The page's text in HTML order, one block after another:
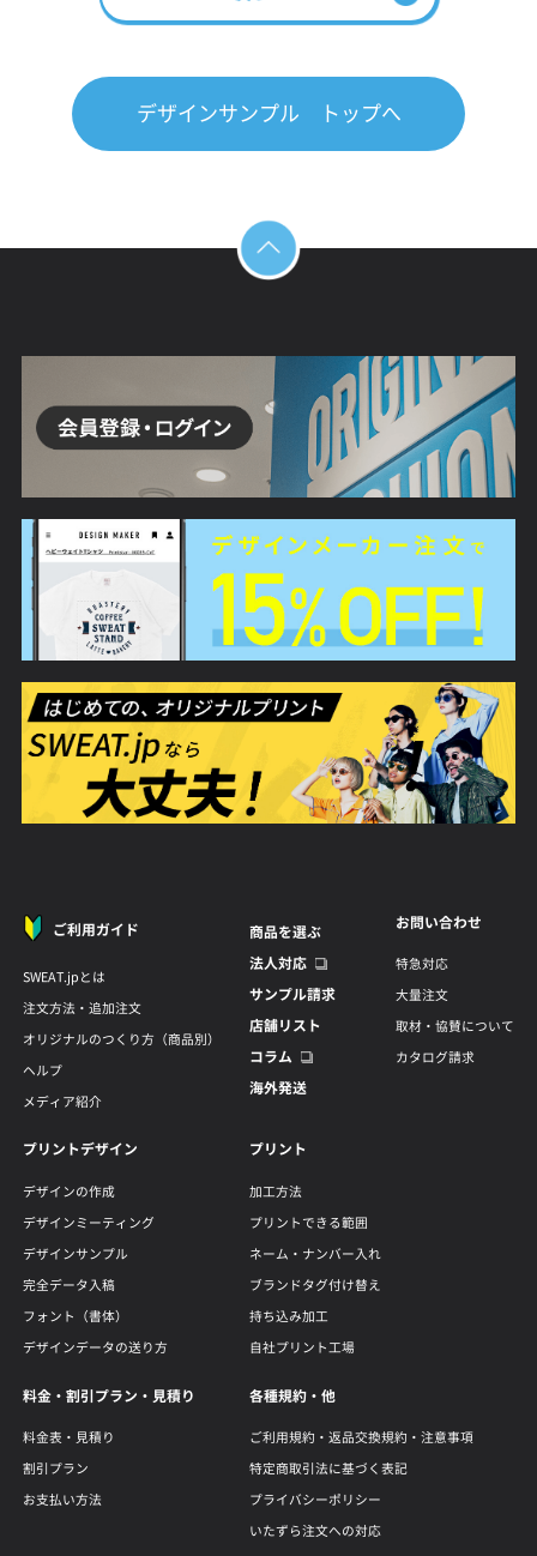
デザインサンプル トップへ
ご利用ガイド
SWEAT.jpとは
注文方法・追加注文
オリジナルのつくり方（商品別）
ヘルプ
メディア紹介
商品を選ぶ
法人対応
サンプル請求
店舗リスト
コラム
海外発送
お問い合わせ
特急対応
大量注文
取材・協賛について
カタログ請求
プリントデザイン
デザインの作成
デザインミーティング
デザインサンプル
完全データ入稿
フォント（書体）
デザインデータの送り方
プリント
加工方法
プリントできる範囲
ネーム・ナンバー入れ
ブランドタグ付け替え
持ち込み加工
自社プリント工場
料金・割引プラン・見積り
料金表・見積り
割引プラン
お支払い方法
各種規約・他
ご利用規約・返品交換規約・注意事項
特定商取引法に基づく表記
プライバシーポリシー
いたずら注文への対応